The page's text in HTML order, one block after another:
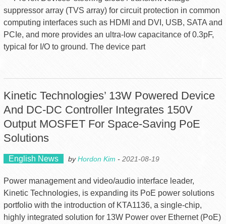
suppressor array (TVS array) for circuit protection in common
computing interfaces such as HDMI and DVI, USB, SATA and
PCIe, and more provides an ultra-low capacitance of 0.3pF,
typical for I/O to ground. The device part
Kinetic Technologies’ 13W Powered Device
And DC-DC Controller Integrates 150V
Output MOSFET For Space-Saving PoE
Solutions
English News byHordon Kim - 2021-08-19
Power management and video/audio interface leader,
Kinetic Technologies, is expanding its PoE power solutions
portfolio with the introduction of KTA1136, a single-chip,
highly integrated solution for 13W Power over Ethernet (PoE)